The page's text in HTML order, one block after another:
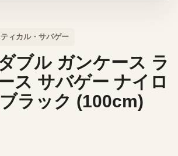
ィカル・サバゲー
ブル ガンケース ラ
ス サバゲー ナイロ
ラック (100cm)